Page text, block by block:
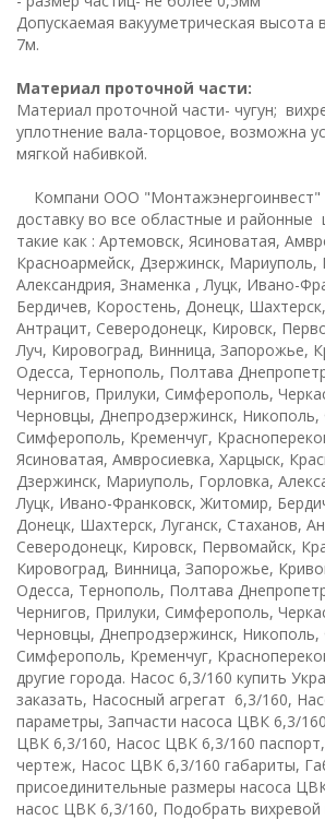
Допускаемая вакууметрическая высота
7м.
Материал проточной части:
Материал проточной части- чугун;
уплотнение вала-торцовое, возможна
мягкой набивкой.
Компани ООО "Монтажэнергоинвест"
доставку во все областные и районные
такие как : Артемовск, Ясиноватая,
Красноармейск, Дзержинск, Мариуполь,
Александрия, Знаменка , Луцк, Ивано-
Бердичев, Коростень, Донецк,
Антрацит, Северодонецк, Кировск,
Луч, Кировоград, Винница, Запорожье,
Одесса, Тернополь, Полтава
Чернигов, Прилуки, Симферополь,
Черновцы, Днепродзержинск, Никополь,
Симферополь, Кременчуг,
Ясиноватая, Амвросиевка, Харцыск,
Дзержинск, Мариуполь, Горловка,
Луцк, Ивано-Франковск, Житомир,
Донецк, Шахтерск, Луганск, Стаханов,
Северодонецк, Кировск, Первомайск,
Кировоград, Винница, Запорожье,
Одесса, Тернополь, Полтава
Чернигов, Прилуки, Симферополь,
Черновцы, Днепродзержинск, Никополь,
Симферополь, Кременчуг,
другие города. Насос 6,3/160 купить
заказать, Насосный агрегат 6,3/160,
параметры, Запчасти насоса ЦВК 6,3/
ЦВК 6,3/160, Насос ЦВК 6,3/160
чертеж, Насос ЦВК 6,3/160 габариты,
присоединительные размеры насоса
насос ЦВК 6,3/160, Подобрать